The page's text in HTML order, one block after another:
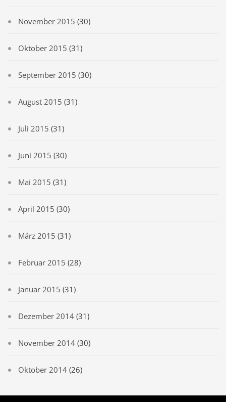
November 2015 (30)
Oktober 2015 (31)
September 2015 (30)
August 2015 (31)
Juli 2015 (31)
Juni 2015 (30)
Mai 2015 (31)
April 2015 (30)
März 2015 (31)
Februar 2015 (28)
Januar 2015 (31)
Dezember 2014 (31)
November 2014 (30)
Oktober 2014 (26)